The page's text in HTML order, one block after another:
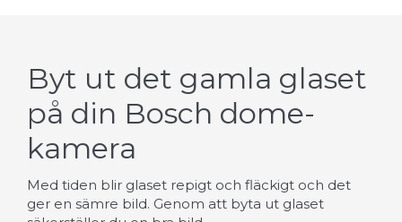
Byt ut det gamla glaset
på din Bosch dome-
kamera
Med tiden blir glaset repigt och fläckigt och det
ger en sämre bild. Genom att byta ut glaset